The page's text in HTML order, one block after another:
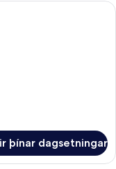
þínar dagsetningar